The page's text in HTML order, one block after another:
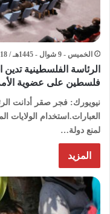
الخميس - 9 شوال - 1445هـ / 18 أبريل - 2024م / 6:31 مساءً
الرئاسة الفلسطينية
فلسطين على عضوية الأمم
نيويورك: فجر صقر أدانت
العبارات.استخدام
لمنع دولة…
المزيد